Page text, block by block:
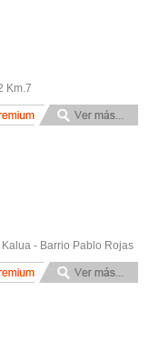
Km.7
- Barrio Pablo Rojas